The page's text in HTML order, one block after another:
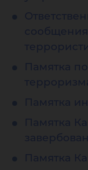
Памятка
Памятка
Памятка
Памятка